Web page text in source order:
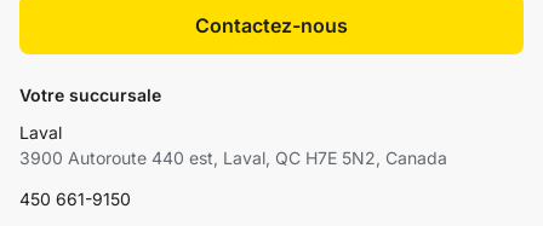
Contactez-nous
Votre succursale
Laval
3900 Autoroute 440 est, Laval, QC H7E 5N2, Canada
450 661-9150